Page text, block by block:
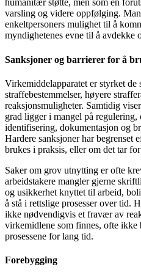
humanitær støtte, men som en
varsling og videre oppfølging.
enkeltpersoners mulighet til å
myndighetenes evne til å avdekke
Sanksjoner og barrierer for å
Virkemiddelapparatet er styrket de
straffebestemmelser, høyere
reaksjonsmuligheter. Samtidig
grad ligger i mangel på
identifisering, dokumentasjon og
Hardere sanksjoner har begrenset
brukes i praksis, eller om det tar
Saker om grov utnytting er ofte
arbeidstakere mangler gjerne
og usikkerhet knyttet til arbeid,
å stå i rettslige prosesser over tid.
ikke nødvendigvis et fravær av
virkemidlene som finnes, ofte ikke
prosessene for lang tid.
Forebygging